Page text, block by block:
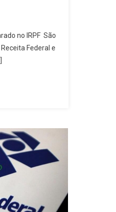
no IRPF São
Federal e